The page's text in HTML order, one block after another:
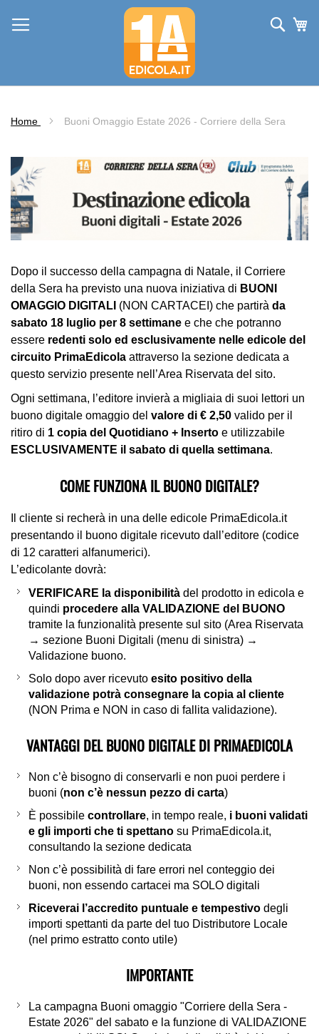
al
contenuto
Cerca
Home Buoni Omaggio Estate 2026 - Corriere della Sera
Dopo il successo della campagna di Natale, il Corriere
della Sera ha previsto una nuova iniziativa di BUONI
OMAGGIO DIGITALI (NON CARTACEI) che partirà da
sabato 18 luglio per 8 settimane e che che potranno
essere redenti solo ed esclusivamente nelle edicole del
circuito PrimaEdicola attraverso la sezione dedicata a
questo servizio presente nell’Area Riservata del sito.
Ogni settimana, l’editore invierà a migliaia di suoi lettori un
buono digitale omaggio del valore di € 2,50 valido per il
ritiro di 1 copia del Quotidiano + Inserto e utilizzabile
ESCLUSIVAMENTE il sabato di quella settimana.
COME FUNZIONA IL BUONO DIGITALE?
Il cliente si recherà in una delle edicole PrimaEdicola.it
presentando il buono digitale ricevuto dall’editore (codice
di 12 caratteri alfanumerici).
L’edicolante dovrà:
VERIFICARE la disponibilità del prodotto in edicola e
quindi procedere alla VALIDAZIONE del BUONO
tramite la funzionalità presente sul sito (Area Riservata
→ sezione Buoni Digitali (menu di sinistra) →
Validazione buono.
Solo dopo aver ricevuto esito positivo della
validazione potrà consegnare la copia al cliente
(NON Prima e NON in caso di fallita validazione).
VANTAGGI DEL BUONO DIGITALE DI PRIMAEDICOLA
Non c’è bisogno di conservarli e non puoi perdere i
buoni (non c’è nessun pezzo di carta)
È possibile controllare, in tempo reale, i buoni validati
e gli importi che ti spettano su PrimaEdicola.it,
consultando la sezione dedicata
Non c’è possibilità di fare errori nel conteggio dei
buoni, non essendo cartacei ma SOLO digitali
Riceverai l’accredito puntuale e tempestivo degli
importi spettanti da parte del tuo Distributore Locale
(nel primo estratto conto utile)
IMPORTANTE
La campagna Buoni omaggio "Corriere della Sera -
Estate 2026" del sabato e la funzione di VALIDAZIONE